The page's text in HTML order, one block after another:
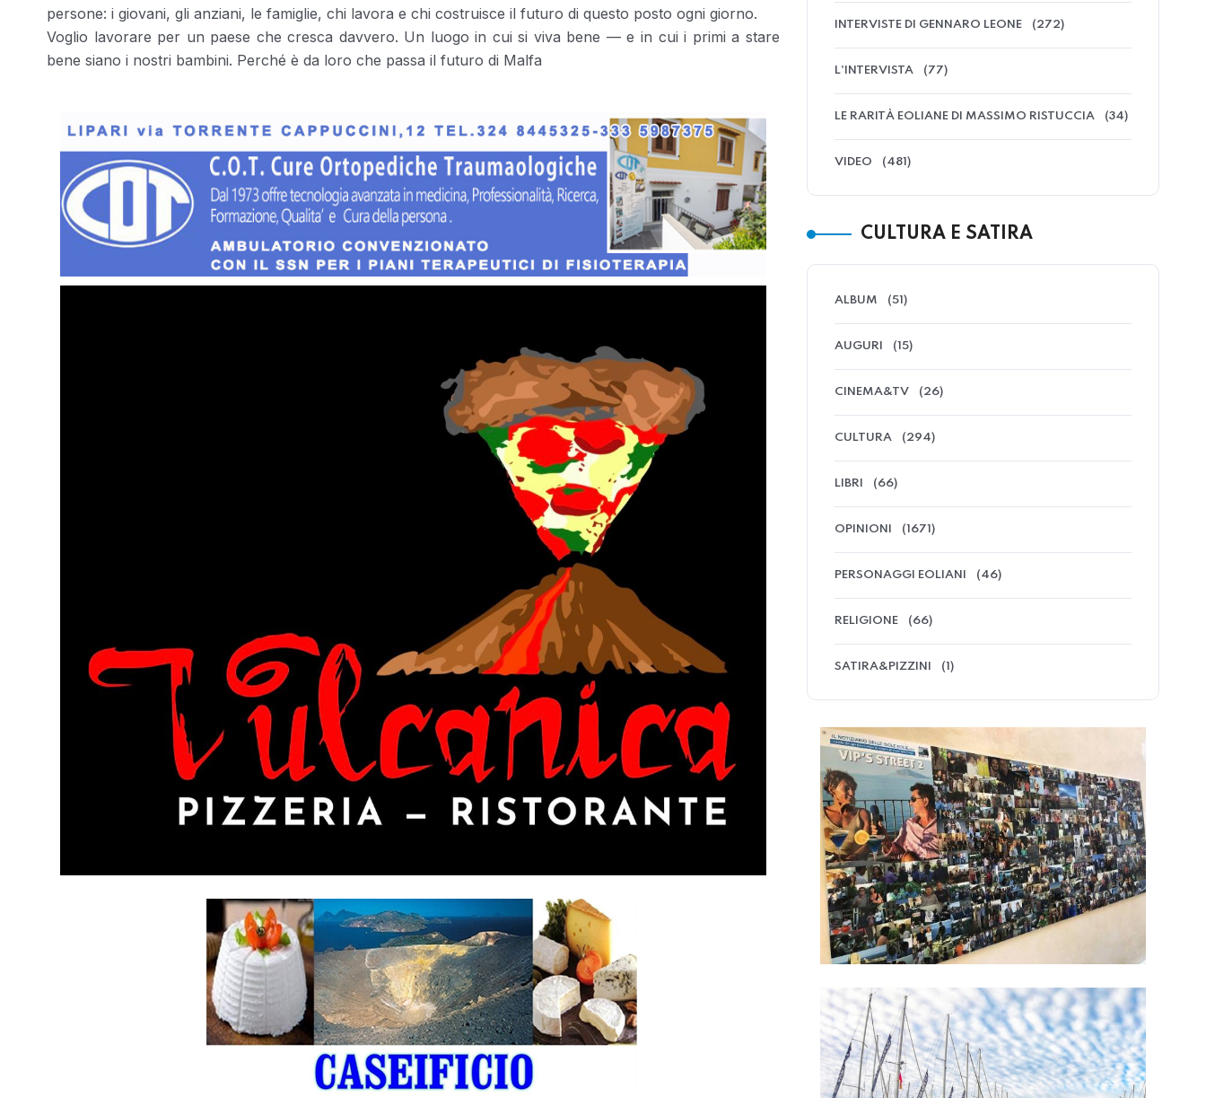
persone: i giovani, gli anziani, le famiglie, chi lavora e chi costruisce il futuro di questo posto ogni giorno.
Voglio lavorare per un paese che cresca davvero. Un luogo in cui si viva bene — e in cui i primi a stare
bene siano i nostri bambini. Perché è da loro che passa il futuro di Malfa
INTERVISTE DI GENNARO LEONE (272)
L'INTERVISTA (77)
LE RARITÀ EOLIANE DI MASSIMO RISTUCCIA (34)
VIDEO (481)
CULTURA E SATIRA
ALBUM (51)
AUGURI (15)
CINEMA&TV (26)
CULTURA (294)
LIBRI (66)
OPINIONI (1671)
PERSONAGGI EOLIANI (46)
RELIGIONE (66)
SATIRA&PIZZINI (1)